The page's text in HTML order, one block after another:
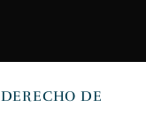
DERECHO DE